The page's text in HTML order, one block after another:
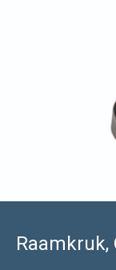
Raamkruk,